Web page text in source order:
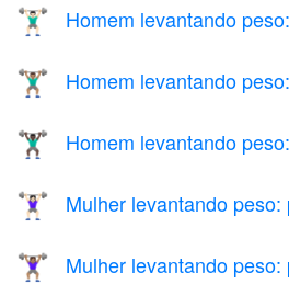
🏋🏻‍♂️ Homem levantando
🏋🏽‍♂️ Homem levantando
🏋🏿‍♂️ Homem levantando
🏋🏻‍♀️ Mulher levantando peso:
🏋🏽‍♀️ Mulher levantando